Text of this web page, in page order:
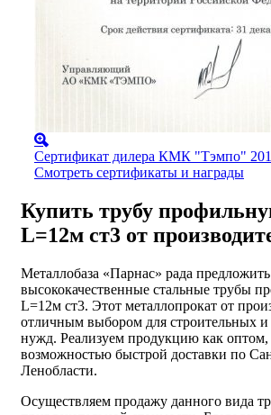
Сертификат дилера КМК "Тэмпо"
Смотреть сертификаты и награды
Купить трубу
L=12м ст3 от
Металлобаза «Парнас» рада
высококачественные стальные трубы
L=12м ст3. Этот металлопрокат от
отличным выбором для строительных
нужд. Реализуем продукцию как оптом,
возможностью быстрой доставки по
Ленобласти.
Осуществляем продажу данного вида